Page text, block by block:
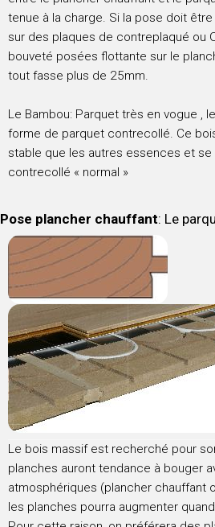
tenue à la charge. Si la pose doit
sur des plaques de contreplaqué ou
bouveté posées flottante sur le
tout fasse plus de 25mm.
Le Bambou: Parquet très en vogue ,
forme de parquet contrecollé. Ce
stable que les autres essences et
contrecollé « normal »
Pose plancher chauffant: Le
Le bois massif est recherché pour
planches auront tendance à bouger
atmosphériques (plancher chauffant
les planches pourra augmenter